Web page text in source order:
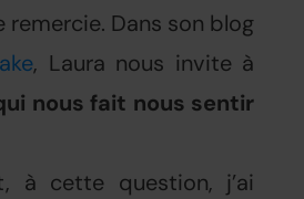
remercie. Dans son blog
, Laura nous invite à
nous fait nous sentir
à cette question, j’ai